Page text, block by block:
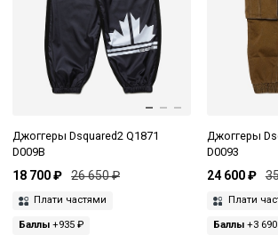
Джоггеры Dsquared2 Q1871
D009B
18 700 ₽ 26 650 ₽
Плати частями
Баллы +935 ₽
Джоггеры
D0093
24 600 ₽
Плати
Баллы+3